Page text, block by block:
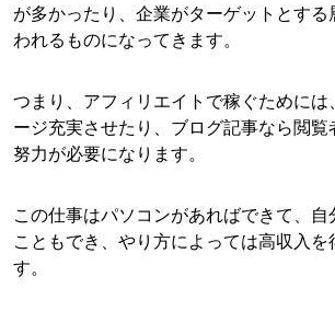
が多かったり、企業がターゲットとする
われるものになってきます。
つまり、アフィリエイトで稼ぐために
ージ充実させたり、ブログ記事なら閲
努力が必要になります。
この仕事はパソコンがあればできて、自
こともでき、やり方によっては高収入
す。